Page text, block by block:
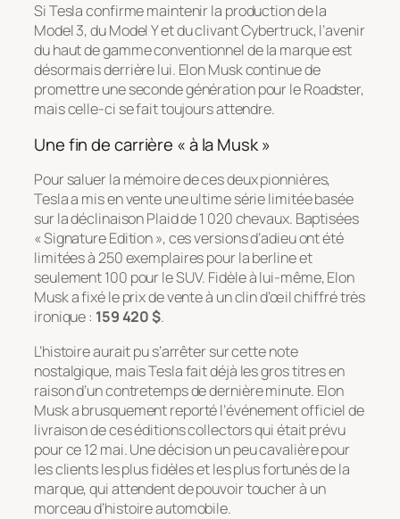
Si Tesla confirme maintenir la production de la
Model 3, du Model Y et du clivant Cybertruck, l’avenir
du haut de gamme conventionnel de la marque est
désormais derrière lui. Elon Musk continue de
promettre une seconde génération pour le Roadster,
mais celle-ci se fait toujours attendre.
Une fin de carrière « à la Musk »
Pour saluer la mémoire de ces deux pionnières,
Tesla a mis en vente une ultime série limitée basée
sur la déclinaison Plaid de 1 020 chevaux. Baptisées
« Signature Edition », ces versions d’adieu ont été
limitées à 250 exemplaires pour la berline et
seulement 100 pour le SUV. Fidèle à lui-même, Elon
Musk a fixé le prix de vente à un clin d’œil chiffré très
ironique : 159 420 $.
L’histoire aurait pu s’arrêter sur cette note
nostalgique, mais Tesla fait déjà les gros titres en
raison d’un contretemps de dernière minute. Elon
Musk a brusquement reporté l’événement officiel de
livraison de ces éditions collectors qui était prévu
pour ce 12 mai. Une décision un peu cavalière pour
les clients les plus fidèles et les plus fortunés de la
marque, qui attendent de pouvoir toucher à un
morceau d’histoire automobile.